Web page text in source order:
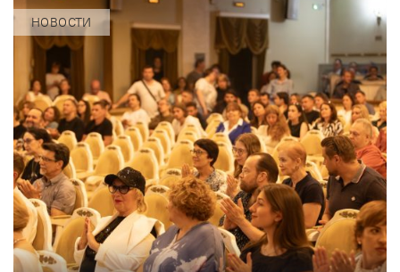
НОВОСТИ